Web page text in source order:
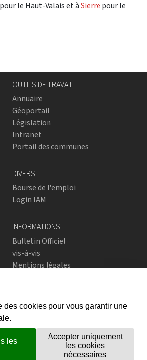
pour le Haut-Valais et àSierre pour le
OUTILS DE TRAVAIL
Annuaire
Géoportail
Législation
Intranet
Portail des communes
DIVERS
Bourse de l'emploi
Login IAM
INFORMATIONS
Bulletin Officiel
vis-à-vis
Mentions légales
Instagram
flickr